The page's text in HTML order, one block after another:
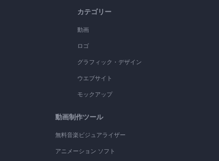
カテゴリー
動画
ロゴ
グラフィック・デザイン
ウエブサイト
モックアップ
動画制作ツール
無料音楽ビジュアライザー
アニメーション ソフト